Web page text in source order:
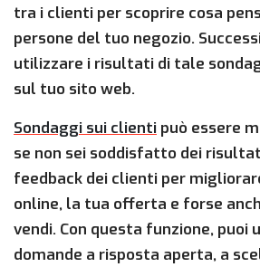
tra i clienti per scoprire cosa
persone del tuo negozio.
utilizzare i risultati di tale
sul tuo sito web.
Sondaggi sui clienti può essere
se non sei soddisfatto dei
feedback dei clienti per
online, la tua offerta e forse
vendi. Con questa funzione, puoi
domande a risposta aperta, a